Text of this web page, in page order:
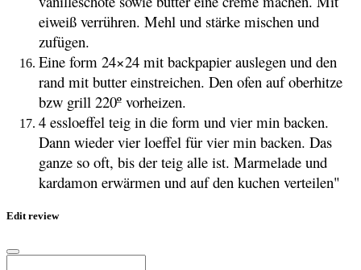
eiweiß verrühren. Mehl und stärke mischen und
zufügen.
Eine form 24×24 mit backpapier auslegen und den
rand mit butter einstreichen. Den ofen auf oberhitze
bzw grill 220º vorheizen.
4 essloeffel teig in die form und vier min backen.
Dann wieder vier loeffel für vier min backen. Das
ganze so oft, bis der teig alle ist. Marmelade und
kardamon erwärmen und auf den kuchen verteilen"
Edit review